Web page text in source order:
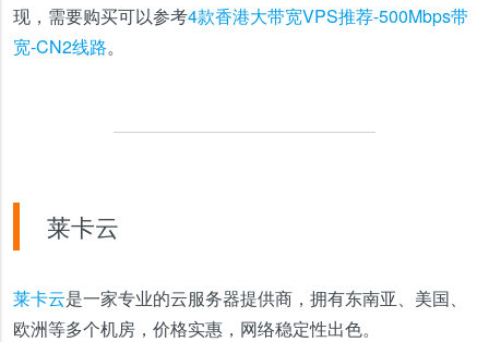
现，需要购买可以参考4款香港大带宽VPS推荐-500Mbps带
宽-CN2线路。
莱卡云
莱卡云是一家专业的云服务器提供商，拥有东南亚、美国、
欧洲等多个机房，价格实惠，网络稳定性出色。